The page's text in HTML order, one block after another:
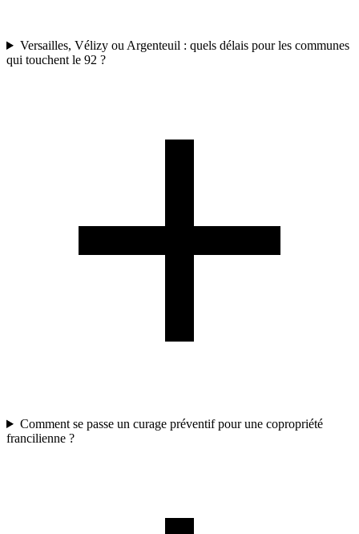
Versailles, Vélizy ou Argenteuil : quels délais pour les communes
qui touchent le 92 ?
Comment se passe un curage préventif pour une copropriété
francilienne ?